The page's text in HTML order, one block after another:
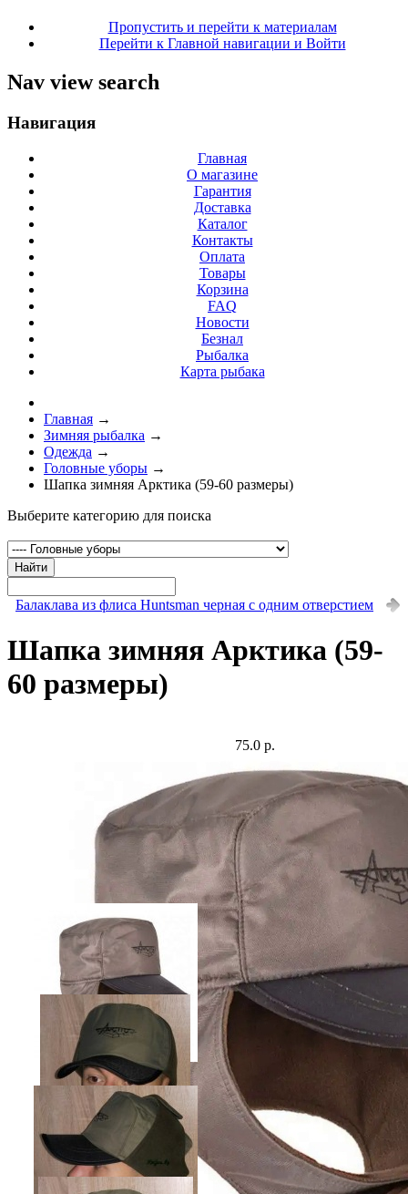
Пропустить и перейти к материалам
Перейти к Главной навигации и Войти
Nav view search
Навигация
Главная
О магазине
Гарантия
Доставка
Каталог
Контакты
Оплата
Товары
Корзина
FAQ
Новости
Безнал
Рыбалка
Карта рыбака
Главная →
Зимняя рыбалка →
Одежда →
Головные уборы →
Шапка зимняя Арктика (59-60 размеры)
Выберите категорию для поиска
Найти
Балаклава из флиса Huntsman черная с одним отверстием
Шапка зимняя Арктика (59-
60 размеры)
75.0 р.